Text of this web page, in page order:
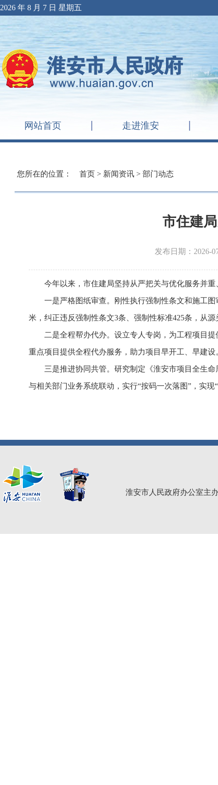
2026 年 8 月 7 日 星期五
网站首页 走进淮安
您所在的位置： 首页 > 新闻资讯 > 部门动态
市住建
发布日期：2026-
今年以来，市住建局坚持从严把关与优化服务并
一是严格图纸审查。刚性执行强制性条文和施工
米，纠正违反强制性条文3条、强制性标准425条，从
二是全程帮办代办。设立专人专岗，为工程项目
重点项目提供全程代办服务，助力项目早开工、早建设
三是推进协同共管。研究制定《淮安市项目全生
与相关部门业务系统联动，实行“按码一次落图”，实现
淮安市人民政府办公室主